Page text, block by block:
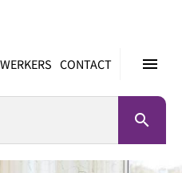
menu
CONTACT
search